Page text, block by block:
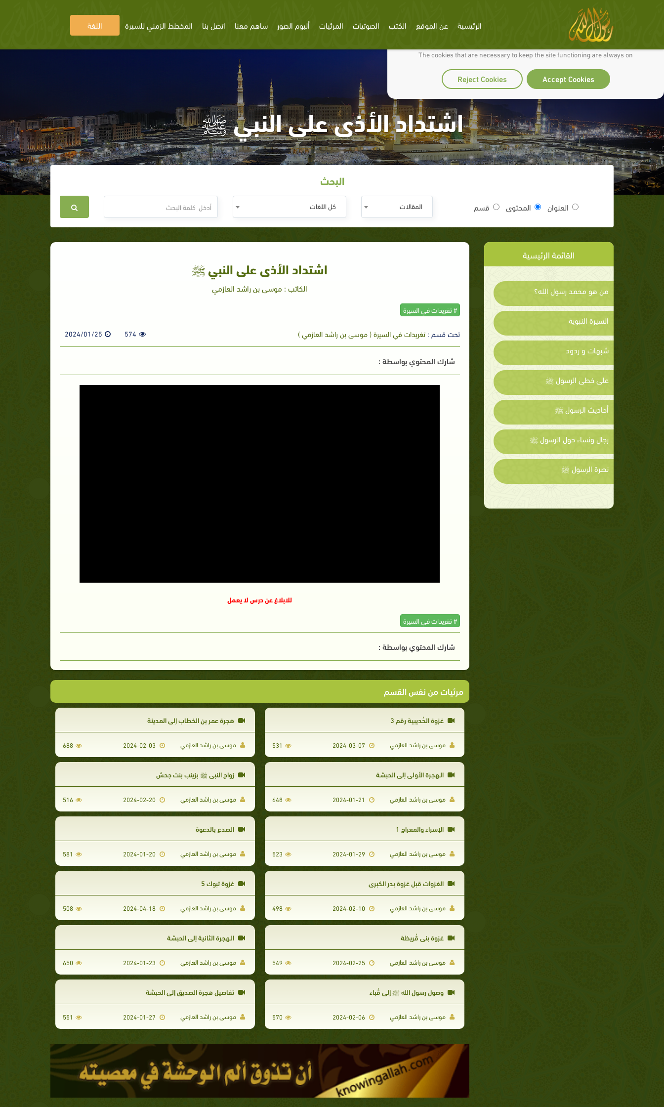
We use cookies to make our site work well for you and so we can continually improve it.
The cookies that are necessary to keep the site functioning are always on
Accept Cookies
Reject Cookies
الرئيسية عن الموقع الكتب الصوتيات المرئيات ألبوم الصور ساهم معنا اتصل بنا المخطط الزمني للسيرة اللغة
اشتداد الأذى على النبي ﷺ
البحث
العنوان المحتوى قسم المقالات كل اللغات
القائمة الرئيسية
من هو محمد رسول الله؟
السيرة النبوية
شبهات و ردود
على خطى الرسول ﷺ
أحاديث الرسول ﷺ
رجال ونساء حول الرسول ﷺ
نصرة الرسول ﷺ
اشتداد الأذى على النبي ﷺ
الكاتب : موسى بن راشد العازمي
# تغريدات في السيرة
تحت قسم :تغريدات في السيرة ( موسى بن راشد العازمي ) 574
2024/01/25
شارك المحتوي بواسطة :
للابلاغ عن درس لا يعمل
# تغريدات في السيرة
شارك المحتوي بواسطة :
مرئيات من نفس القسم
غزوة الحُديبية رقم 3
موسى بن راشد العازمي 531
هجرة عمر بن الخطاب إلى المدينة
موسى بن راشد العازمي 2024-02-03
688
الـهجرة الأولى إلى الحبشة
موسى بن راشد العازمي 648
زواج النبي ﷺ بزينب بنت جحش
موسى بن راشد العازمي 2024-02-20
516
الإسراء والمعراج 1
موسى بن راشد العازمي 2024-01-29
523
الصدع بالدعوة
موسى بن راشد العازمي 2024-01-20
581
الغزوات قبل غزوة بدر الكبرى
موسى بن راشد العازمي 2024-02-10
498
غزوة تبوك 5
موسى بن راشد العازمي 2024-04-18
508
غزوة بني قُريظة
موسى بن راشد العازمي 2024-02-25
549
الـهجرة الثانية إلى الحبشة
موسى بن راشد العازمي 2024-01-23
650
وصول رسول الله ﷺ إلى قُباء
موسى بن راشد العازمي 2024-02-06
570
تفاصيل هجرة الصديق إلى الحبشة
موسى بن راشد العازمي 551